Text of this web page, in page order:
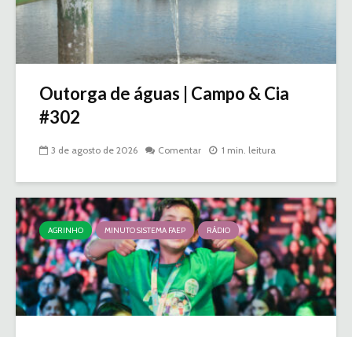
Outorga de águas | Campo & Cia
#302
3 de agosto de 2026 Comentar 1 min. leitura
AGRINHO MINUTO SISTEMA FAEP RÁDIO